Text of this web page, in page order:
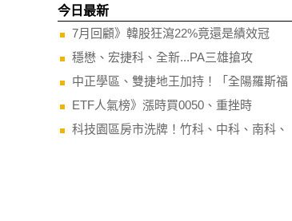
今日最新
7月回顧》韓股狂瀉22%竟還是績效冠
穩懋、宏捷科、全新...PA三雄搶攻
中正學區、雙捷地王加持！「全陽羅斯福
ETF人氣榜》漲時買0050、重挫時
科技園區房市洗牌！竹科、中科、南科、